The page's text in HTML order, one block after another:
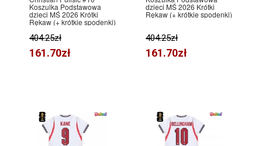
Koszulka Podstawowa
dzieci MŚ 2026 Krótki
Rękaw (+ krótkie spodenki)
404.25zł
161.70zł
dzieci MŚ 2026 Krótki
Rękaw (+ krótkie spodenki)
404.25zł
161.70zł